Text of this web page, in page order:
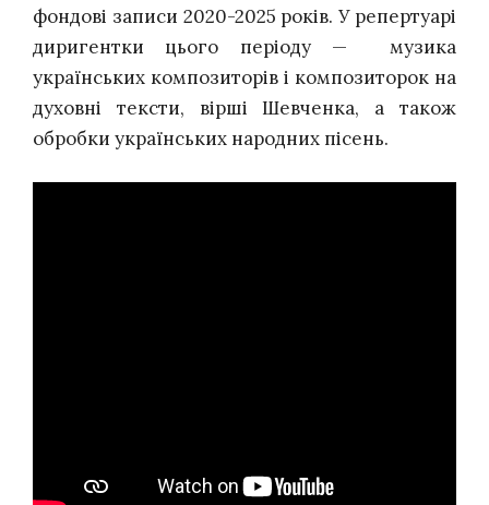
фондові записи 2020-2025 років. У репертуарі
диригентки цього періоду — музика
українських композиторів і композиторок на
духовні тексти, вірші Шевченка, а також
обробки українських народних пісень.